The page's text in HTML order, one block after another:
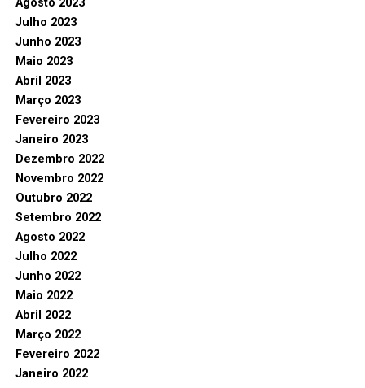
Agosto 2023
Julho 2023
Junho 2023
Maio 2023
Abril 2023
Março 2023
Fevereiro 2023
Janeiro 2023
Dezembro 2022
Novembro 2022
Outubro 2022
Setembro 2022
Agosto 2022
Julho 2022
Junho 2022
Maio 2022
Abril 2022
Março 2022
Fevereiro 2022
Janeiro 2022